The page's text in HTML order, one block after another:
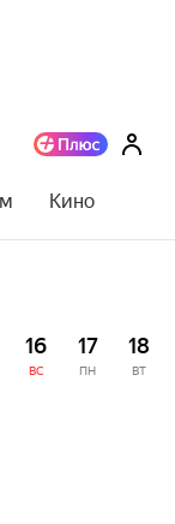
Кино
16
ВС
17
ПН
18
ВТ